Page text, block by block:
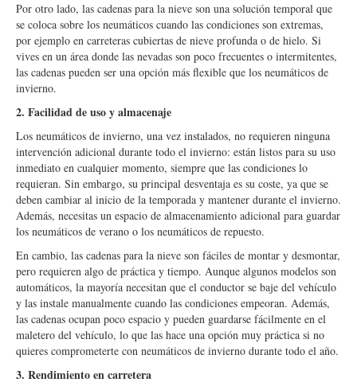
Por otro lado, las cadenas para la nieve son una solución temporal que
se coloca sobre los neumáticos cuando las condiciones son extremas,
por ejemplo en carreteras cubiertas de nieve profunda o de hielo. Si
vives en un área donde las nevadas son poco frecuentes o intermitentes,
las cadenas pueden ser una opción más flexible que los neumáticos de
invierno.
2. Facilidad de uso y almacenaje
Los neumáticos de invierno, una vez instalados, no requieren ninguna
intervención adicional durante todo el invierno: están listos para su uso
inmediato en cualquier momento, siempre que las condiciones lo
requieran. Sin embargo, su principal desventaja es su coste, ya que se
deben cambiar al inicio de la temporada y mantener durante el invierno.
Además, necesitas un espacio de almacenamiento adicional para guardar
los neumáticos de verano o los neumáticos de repuesto.
En cambio, las cadenas para la nieve son fáciles de montar y desmontar,
pero requieren algo de práctica y tiempo. Aunque algunos modelos son
automáticos, la mayoría necesitan que el conductor se baje del vehículo
y las instale manualmente cuando las condiciones empeoran. Además,
las cadenas ocupan poco espacio y pueden guardarse fácilmente en el
maletero del vehículo, lo que las hace una opción muy práctica si no
quieres comprometerte con neumáticos de invierno durante todo el año.
3. Rendimiento en carretera